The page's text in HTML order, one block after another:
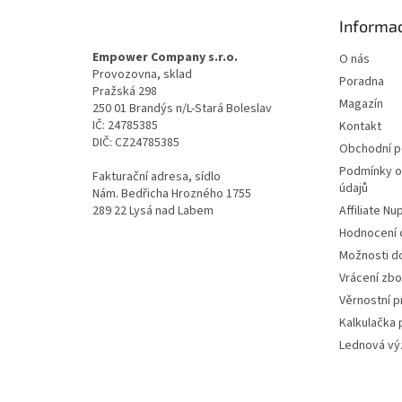
Empower Company s.r.o.
Provozovna, sklad
Pražská 298
250 01 Brandýs n/L-Stará Boleslav
IČ: 24785385
DIČ: CZ24785385
Fakturační adresa, sídlo
Nám. Bedřicha Hrozného 1755
289 22 Lysá nad Labem
O nás
Poradna
Magazín
Kontakt
Obchodní
Podmínky
údajů
Affiliate
Hodnocení
Možnosti
Vrácení
Věrnostní
Kalkulačka
Lednová